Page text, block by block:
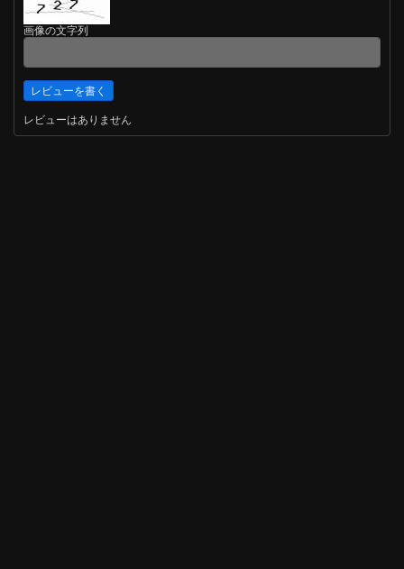
画像の文字列
レビューはありません